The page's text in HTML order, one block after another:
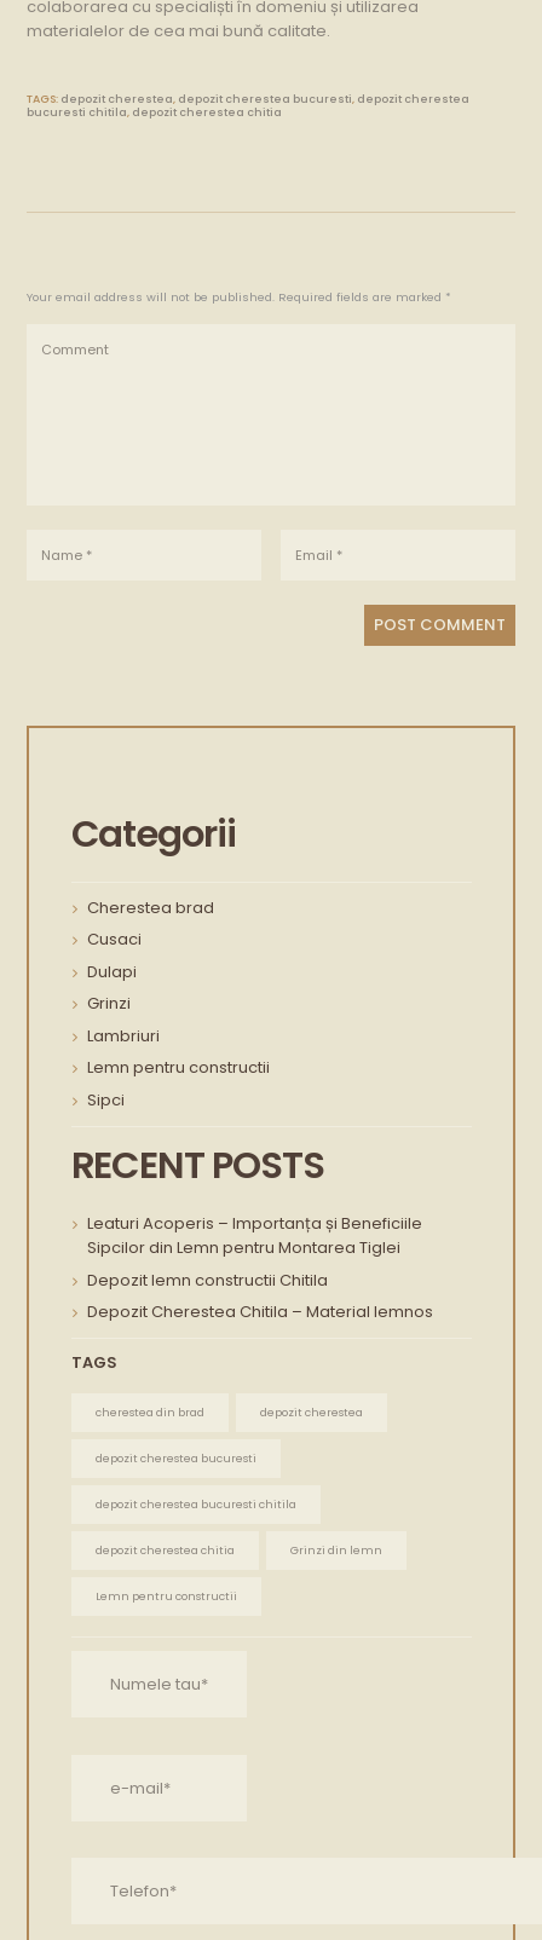
colaborarea cu specialiști în domeniu și utilizarea
materialelor de cea mai bună calitate.
TAGS: depozit cherestea, depozit cherestea bucuresti, depozit cherestea
bucuresti chitila, depozit cherestea chitia
Your email address will not be published. Required fields are marked *
Categorii
Cherestea brad
Cusaci
Dulapi
Grinzi
Lambriuri
Lemn pentru constructii
Sipci
RECENT POSTS
Leaturi Acoperis – Importanța și Beneficiile
Sipcilor din Lemn pentru Montarea Tiglei
Depozit lemn constructii Chitila
Depozit Cherestea Chitila – Material lemnos
TAGS
cherestea din brad depozit cherestea
depozit cherestea bucuresti
depozit cherestea bucuresti chitila
depozit cherestea chitia Grinzi din lemn
Lemn pentru constructii